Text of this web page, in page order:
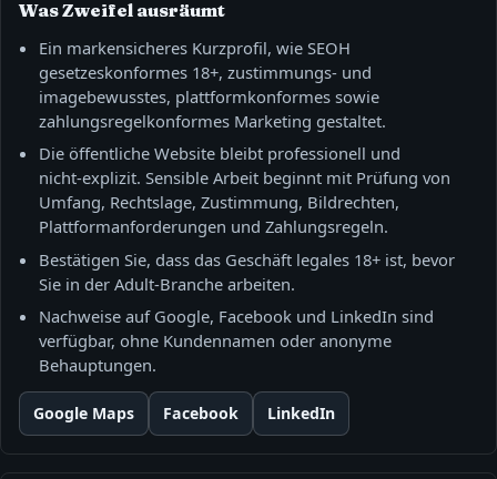
Was Zweifel ausräumt
Ein markensicheres Kurzprofil, wie SEOH
gesetzeskonformes 18+, zustimmungs‑ und
imagebewusstes, plattformkonformes sowie
zahlungsregelkonformes Marketing gestaltet.
Die öffentliche Website bleibt professionell und
nicht‑explizit. Sensible Arbeit beginnt mit Prüfung von
Umfang, Rechtslage, Zustimmung, Bildrechten,
Plattformanforderungen und Zahlungsregeln.
Bestätigen Sie, dass das Geschäft legales 18+ ist, bevor
Sie in der Adult‑Branche arbeiten.
Nachweise auf Google, Facebook und LinkedIn sind
verfügbar, ohne Kundennamen oder anonyme
Behauptungen.
Google Maps Facebook LinkedIn